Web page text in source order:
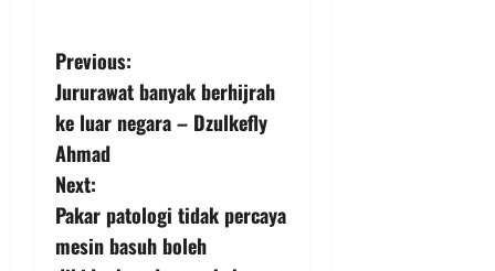
Previous:
Jururawat banyak berhijrah
ke luar negara – Dzulkefly
Ahmad
Next:
Pakar patologi tidak percaya
mesin basuh boleh